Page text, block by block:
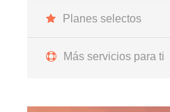
Planes selectos
Más servicios para ti